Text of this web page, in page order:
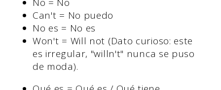
Can't = No puedo
No es = No es
Won't = Will not (Dato curioso: este
es irregular, "willn't" nunca se puso
de moda).